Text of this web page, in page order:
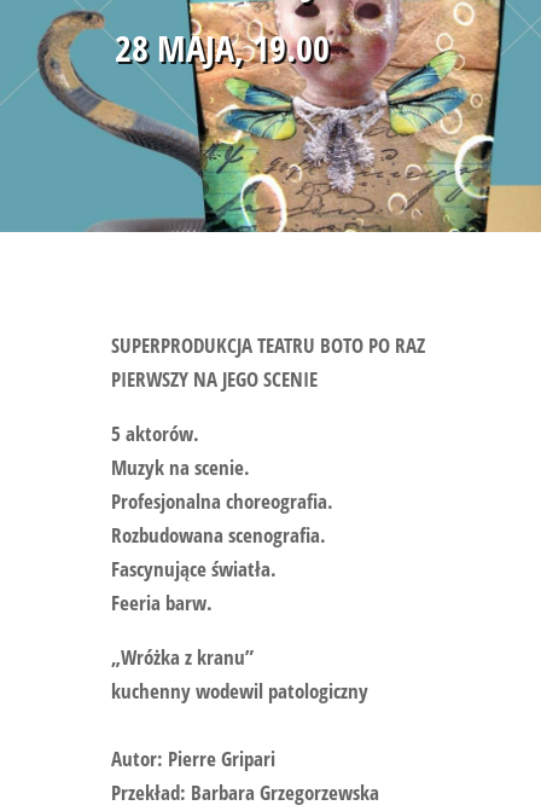
28 MAJA, 19.00
SUPERPRODUKCJA TEATRU BOTO PO RAZ
PIERWSZY NA JEGO SCENIE
5 aktorów.
Muzyk na scenie.
Profesjonalna choreografia.
Rozbudowana scenografia.
Fascynujące światła.
Feeria barw.
„Wróżka z kranu”
kuchenny wodewil patologiczny
Autor: Pierre Gripari
Przekład: Barbara Grzegorzewska